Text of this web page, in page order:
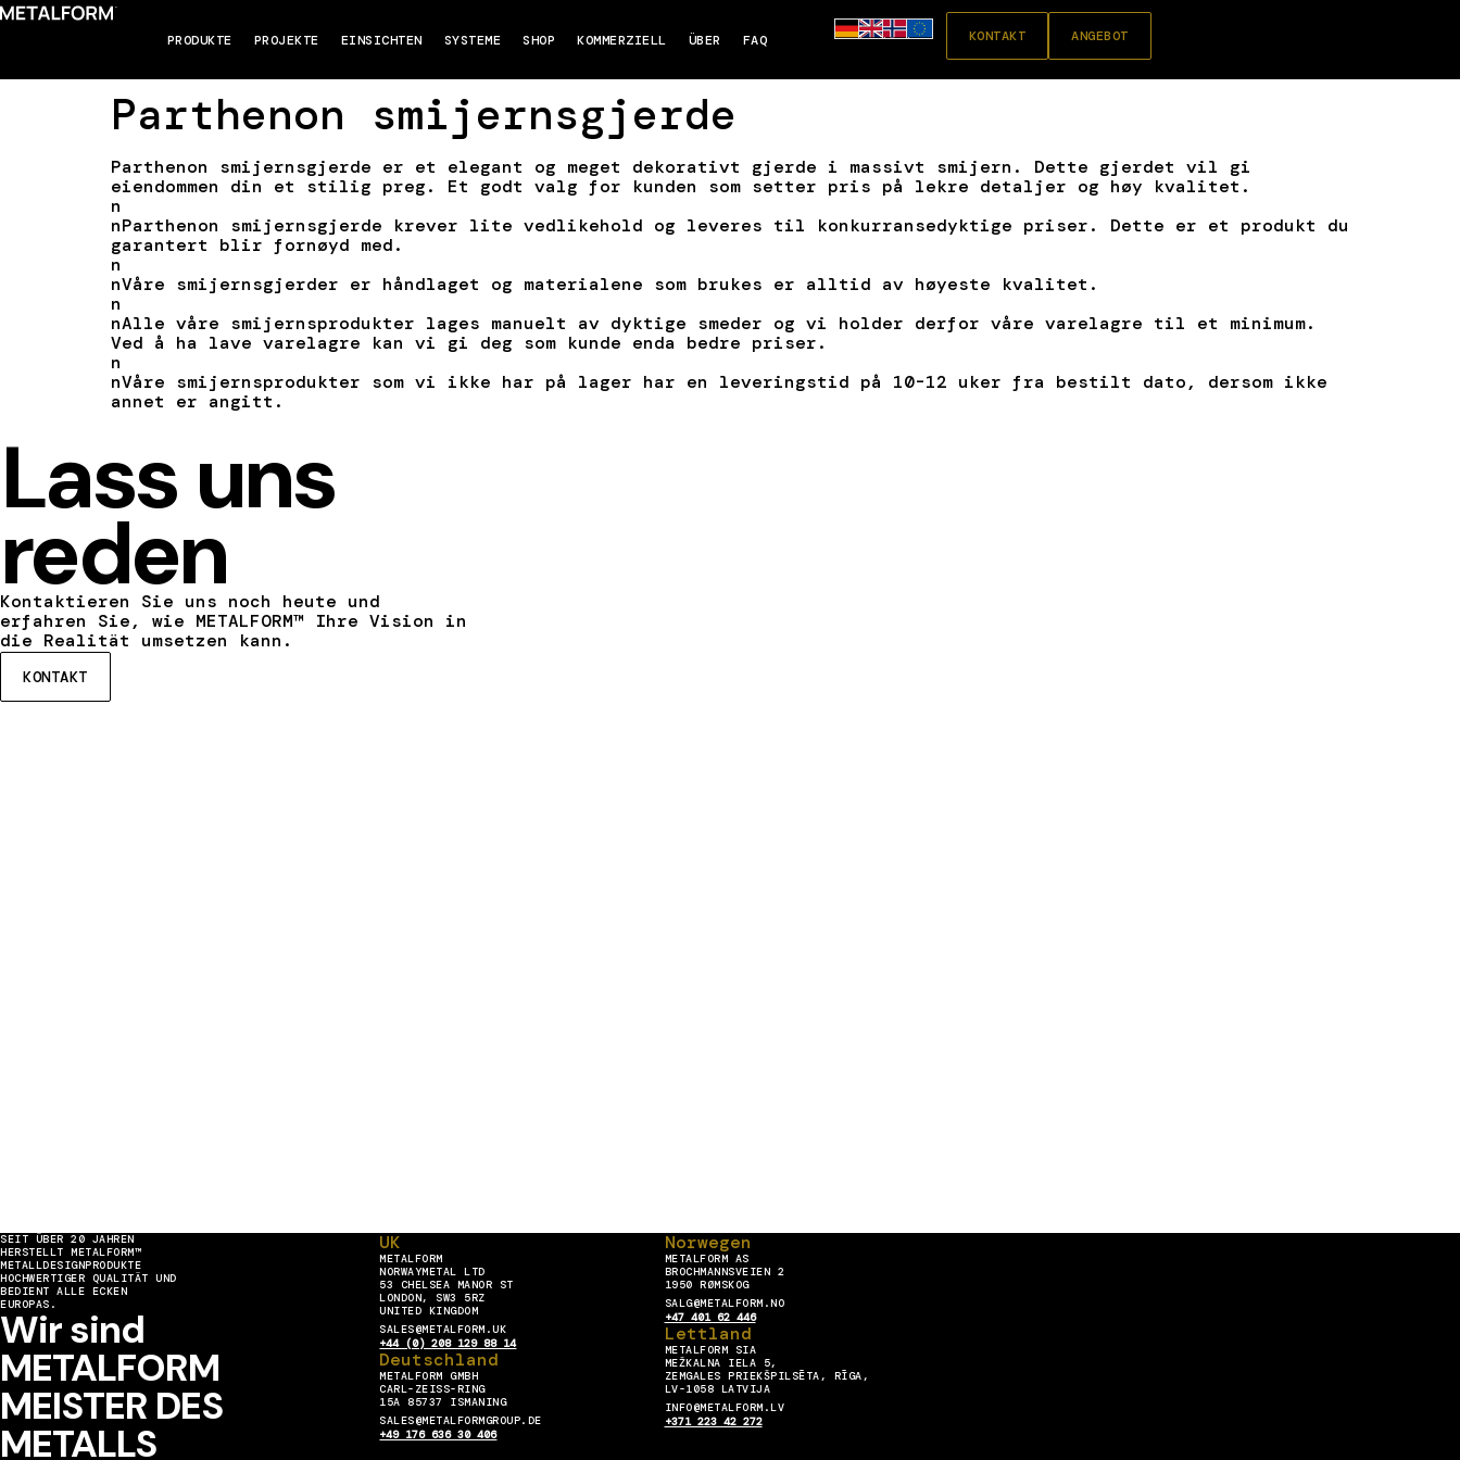
PRODUKTE PROJEKTE EINSICHTEN SYSTEME SHOP KOMMERZIELL ÜBER FAQ KONTAKT ANGEBOT
Parthenon smijernsgjerde
Parthenon smijernsgjerde er et elegant og meget dekorativt gjerde i massivt smijern. Dette gjerdet vil gi
eiendommen din et stilig preg. Et godt valg for kunden som setter pris på lekre detaljer og høy kvalitet.
n
nParthenon smijernsgjerde krever lite vedlikehold og leveres til konkurransedyktige priser. Dette er et produkt du
garantert blir fornøyd med.
n
nVåre smijernsgjerder er håndlaget og materialene som brukes er alltid av høyeste kvalitet.
n
nAlle våre smijernsprodukter lages manuelt av dyktige smeder og vi holder derfor våre varelagre til et minimum.
Ved å ha lave varelagre kan vi gi deg som kunde enda bedre priser.
n
nVåre smijernsprodukter som vi ikke har på lager har en leveringstid på 10-12 uker fra bestilt dato, dersom ikke
annet er angitt.
Lass uns
reden
Kontaktieren Sie uns noch heute und
erfahren Sie, wie METALFORM™ Ihre Vision in
die Realität umsetzen kann.
KONTAKT
SEIT ÜBER 20 JAHREN
HERSTELLT METALFORM™
METALLDESIGNPRODUKTE
HOCHWERTIGER QUALITÄT UND
BEDIENT ALLE ECKEN
EUROPAS.
Wir sind
METALFORM
MEISTER DES
METALLS
UK
METALFORM
NORWAYMETAL LTD
53 CHELSEA MANOR ST
LONDON, SW3 5RZ
UNITED KINGDOM
SALES@METALFORM.UK
+44 (0) 208 129 88 14
Deutschland
METALFORM GMBH
CARL-ZEISS-RING
15A 85737 ISMANING
SALES@METALFORMGROUP.DE
+49 176 636 30 406
Norwegen
METALFORM AS
BROCHMANNSVEIEN 2
1950 RØMSKOG
SALG@METALFORM.NO
+47 401 62 446
Lettland
METALFORM SIA
MEŽKALNA IELA 5,
ZEMGALES PRIEKŠPILSĒTA, RĪGA,
LV-1058 LATVIJA
INFO@METALFORM.LV
+371 223 42 272